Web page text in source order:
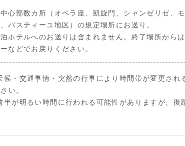
心部数カ所（オペラ座、凱旋門、シャンゼリゼ、
バスティーユ地区）の規定場所にお送り。
ホテルへのお送りは含まれません。終了場所から
などでお戻りください。
候・交通事情・突然の行事により時間帯が変更され
い。
半が明るい時間に行われる可能性がありますが、復